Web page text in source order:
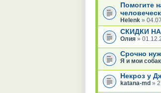
Помогите
Helenk »
СКИДКИ
Олия »
Срочно
Я и мои
Некроз у
katana-md »